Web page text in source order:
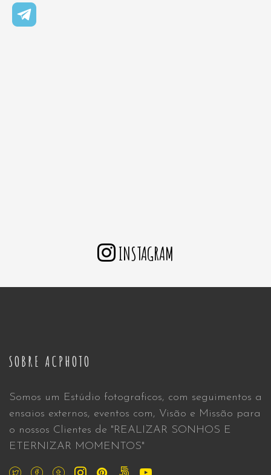
INSTAGRAM
SOBRE ACPHOTO
Somos um Estúdio fotograficos, com seguimentos a
ensaios externos, eventos com, Visão e Missão para
o nossos Clientes de "REALIZAR SONHOS E
ETERNIZAR MOMENTOS"